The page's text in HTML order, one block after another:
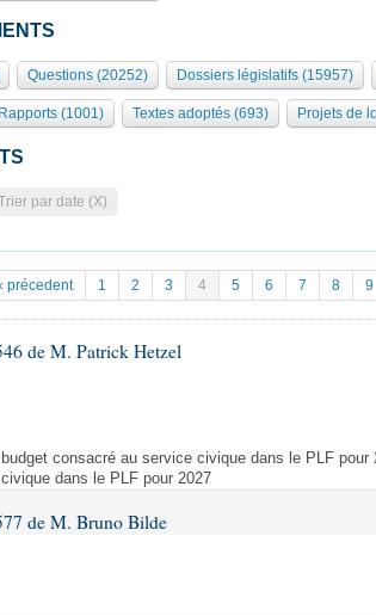
Questions (20252) Dossiers législatifs (15957)
Rapports (1001) Textes adoptés (693) Projets de
par date (X)
précedent 1 2 3 4 5 6 7 8 9
de M. Patrick Hetzel
consacré au service civique dans le PLF pour
dans le PLF pour 2027
de M. Bruno Bilde